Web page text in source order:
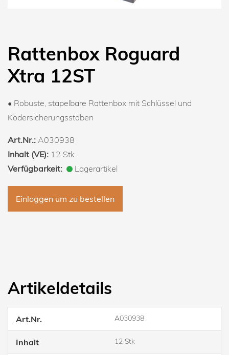
Rattenbox Roguard
Xtra 12ST
• Robuste, stapelbare Rattenbox mit Schlüssel und
Ködersicherungsstäben
Art.Nr.: A030938
Inhalt (VE): 12 Stk
Verfügbarkeit:
Lagerartikel
Einloggen um zu bestellen
Artikeldetails
Art.Nr. A030938
Inhalt 12 Stk